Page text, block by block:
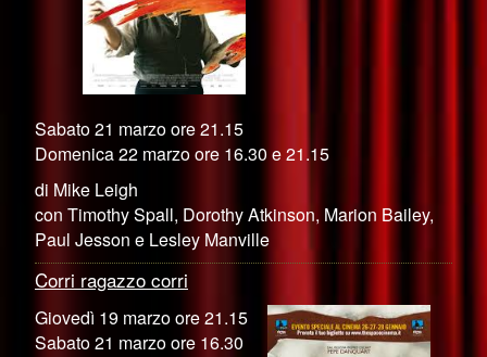
Sabato 21 marzo ore 21.15
Domenica 22 marzo ore 16.30 e 21.15
di Mike Leigh
con Timothy Spall, Dorothy Atkinson, Marion Bailey,
Paul Jesson e Lesley Manville
Corri ragazzo corri
Giovedì 19 marzo ore 21.15
Sabato 21 marzo ore 16.30